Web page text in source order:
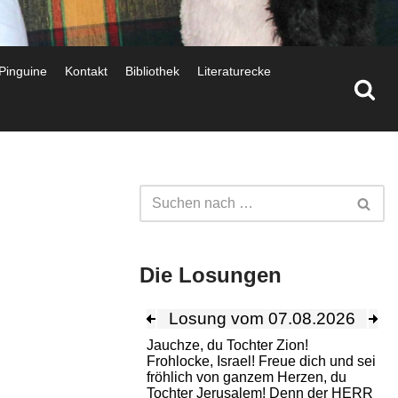
Kontakt Bibliothek Literaturecke
Die Losungen